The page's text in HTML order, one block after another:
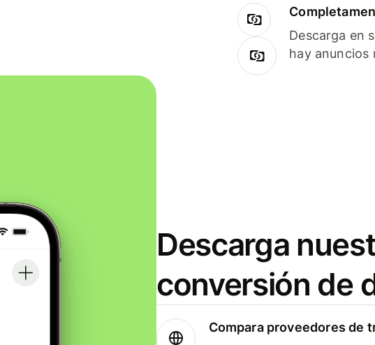
Descarga en
hay anuncios
Descarga
conversión de
Compara proveedores de